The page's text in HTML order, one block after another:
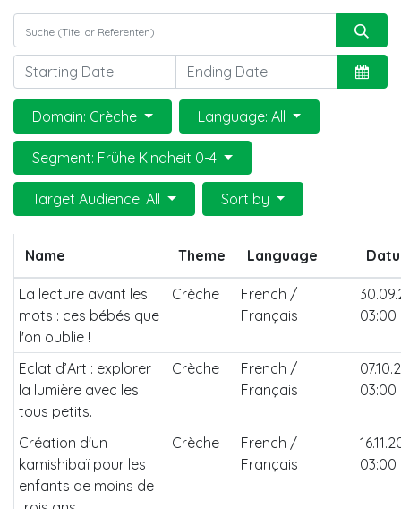
Domain: Crèche Language: All
Segment: Frühe Kindheit 0-4
Target Audience: All Sort by
Name Theme Language
La lecture avant les
mots : ces bébés que
l'on oublie !
Crèche
French /
Français
03:00
Eclat d’Art : explorer
la lumière avec les
tous petits.
Crèche
French /
Français
03:00
Création d'un
kamishibaï pour les
enfants de moins de
Crèche
French /
Français
03:00